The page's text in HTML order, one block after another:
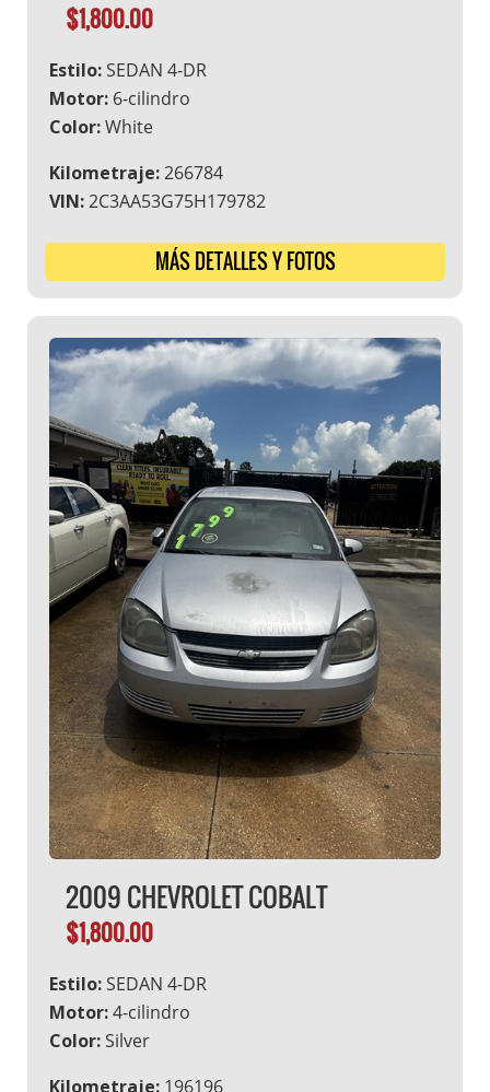
$1,800.00
Estilo:SEDAN 4-DR
Motor: 6-cilindro
Color:White
Kilometraje:266784
VIN:2C3AA53G75H179782
MÁS DETALLES Y FOTOS
2009 CHEVROLET COBALT
$1,800.00
Estilo:SEDAN 4-DR
Motor:4-cilindro
Color:Silver
Kilometraje: 196196